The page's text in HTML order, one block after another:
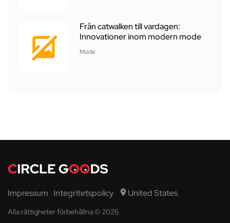
Från catwalken till vardagen:
Innovationer inom modern mode
Mode
Impressum Integritetspolicy United States
Alla rättigheter förbehållna © 2026